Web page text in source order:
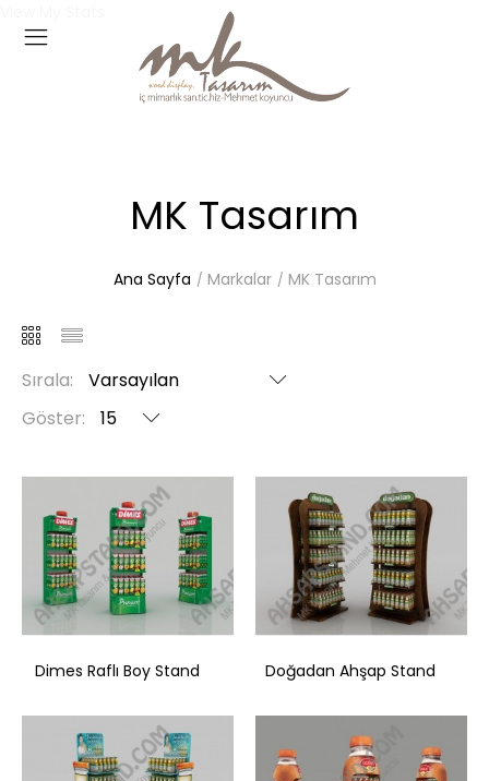
MK Tasarım
Ana Sayfa Markalar MK Tasarım
Sırala:
Göster:
Dimes Raflı Boy Stand
Dimes Raflı Boy Stand Doğadan Ahşap Stand